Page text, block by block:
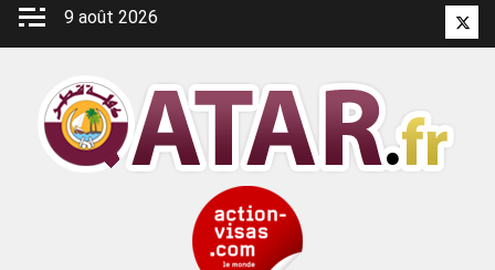
Aller
9 août 2026